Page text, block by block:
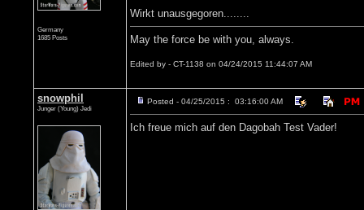
Germany
1685 Posts
Wirkt unausgegoren........
May the force be with you, always.
Edited by - CT-1138 on 04/24/2015 11:44:07 AM
snowphil
Junger (Young) Jedi
Posted - 04/25/2015 : 03:16:00 AM
Ich freue mich auf den Dagobah Test Vader!